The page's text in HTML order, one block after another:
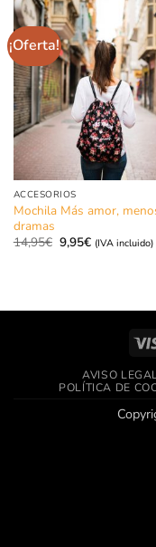
¡Oferta!
ACCESORIOS
Mochila Más amor,
dramas
14,95€ El
precio
9,95€El
precio
(IVA incluido)
AVISO
POLÍTICA DE